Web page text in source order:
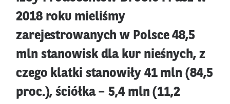
2018 roku mieliśmy
zarejestrowanych w Polsce 48,5
mln stanowisk dla kur nieśnych, z
czego klatki stanowiły 41 mln (84,5
proc.), ściółka – 5,4 mln (11,2